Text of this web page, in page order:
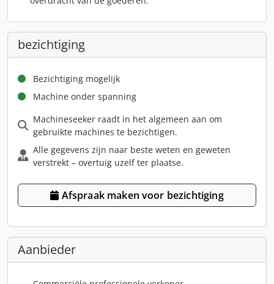
bezichtiging
Bezichtiging mogelijk
Machine onder spanning
Machineseeker raadt in het algemeen aan om
gebruikte machines te bezichtigen.
Alle gegevens zijn naar beste weten en geweten
verstrekt – overtuig uzelf ter plaatse.
Afspraak maken voor bezichtiging
Aanbieder